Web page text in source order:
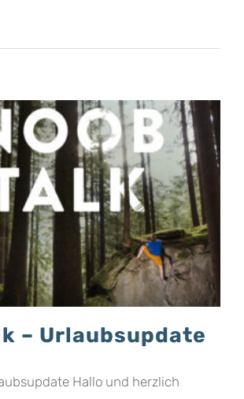
– Urlaubsupdate
Hallo und herzlich